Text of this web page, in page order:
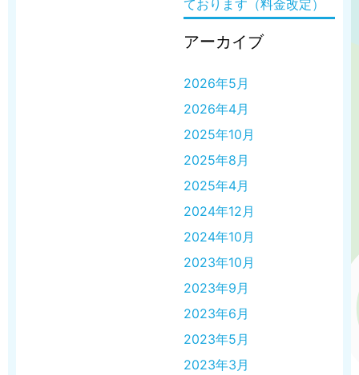
ております（料金改定）
アーカイブ
2026年5月
2026年4月
2025年10月
2025年8月
2025年4月
2024年12月
2024年10月
2023年10月
2023年9月
2023年6月
2023年5月
2023年3月